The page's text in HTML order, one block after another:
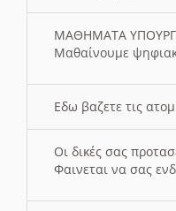
ΜΑΘΗΜΑΤΑ
Μαθαίνουμε
Εδω βαζετε τις
Οι δικές σας
Φαινεται να σας